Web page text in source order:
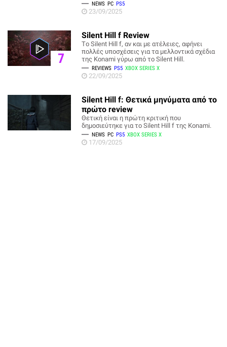
NEWS PC PS5
23/09/2025
7
Silent Hill f Review
Tο Silent Hill f, αν και με ατέλειες, αφήνει
πολλές υποσχέσεις για τα μελλοντικά σχέδια
της Konami γύρω από το Silent Hill.
REVIEWS PS5 XBOX SERIES X
22/09/2025
Silent Hill f: Θετικά μηνύματα από το
πρώτο review
Θετική είναι η πρώτη κριτική που
δημοσιεύτηκε για το Silent Hill f της Konami.
NEWS PC PS5 XBOX SERIES X
17/09/2025